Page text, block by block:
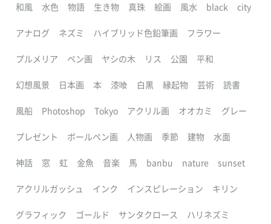
和風 水色 物語 生き物 真珠 絵画 風水 black city
アナログ ネズミ ハイブリッド色鉛筆画 フラワー
プルメリア ペン画 ヤシの木 リス 公園 平和
幻想風景 日本画 本 漆喰 白黒 縁起物 芸術 読書
風船 Photoshop Tokyo アクリル画 オオカミ グレー
プレゼント ボールペン画 人物画 季節 建物 水面
神話 窓 虹 金魚 音楽 馬 banbu nature sunset
アクリルガッシュ インク インスピレーション キリン
グラフィック ゴールド サンタクロース ハリネズミ